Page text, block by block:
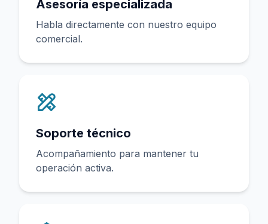
Asesoría especializada
Habla directamente con nuestro equipo
comercial.
Soporte técnico
Acompañamiento para mantener tu
operación activa.